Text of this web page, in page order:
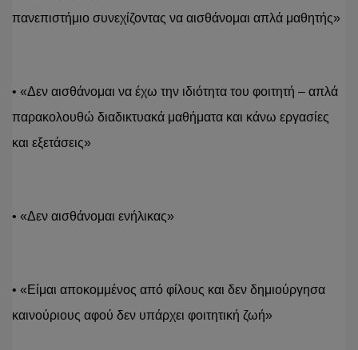
πανεπιστήμιο συνεχίζοντας να αισθάνομαι απλά μαθητής»
• «Δεν αισθάνομαι να έχω την ιδιότητα του φοιτητή – απλά
παρακολουθώ διαδικτυακά μαθήματα και κάνω εργασίες
και εξετάσεις»
• «Δεν αισθάνομαι ενήλικας»
• «Είμαι αποκομμένος από φίλους και δεν δημιούργησα
καινούριους αφού δεν υπάρχει φοιτητική ζωή»